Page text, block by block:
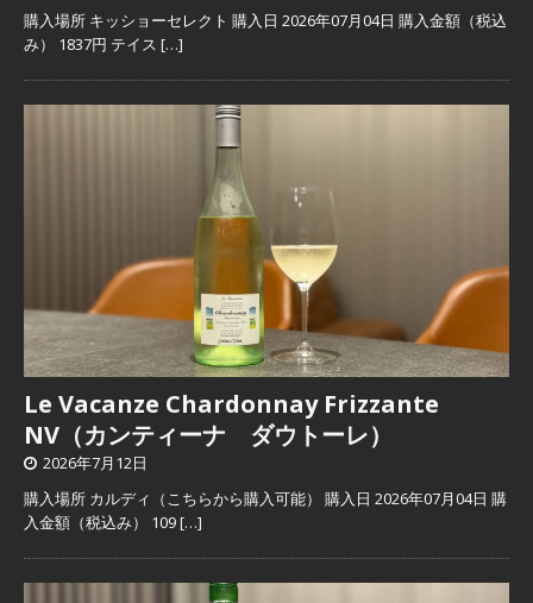
購入場所 キッショーセレクト 購入日 2026年07月04日 購入金額（税込
み） 1837円 テイス […]
Le Vacanze Chardonnay Frizzante
NV（カンティーナ ダウトーレ）
2026年7月12日
購入場所 カルディ（こちらから購入可能） 購入日 2026年07月04日 購
入金額（税込み） 109[…]